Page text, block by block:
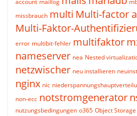
account maillog
missbrauch multi Multi-factor
Multi-Faktor-
error multibit-fehler multifaktor
nameserver nea Nested
netzwischer neu installieren
nginx nic
non-ecc notstromgenerator
nutzungsbedingungen o365 Object